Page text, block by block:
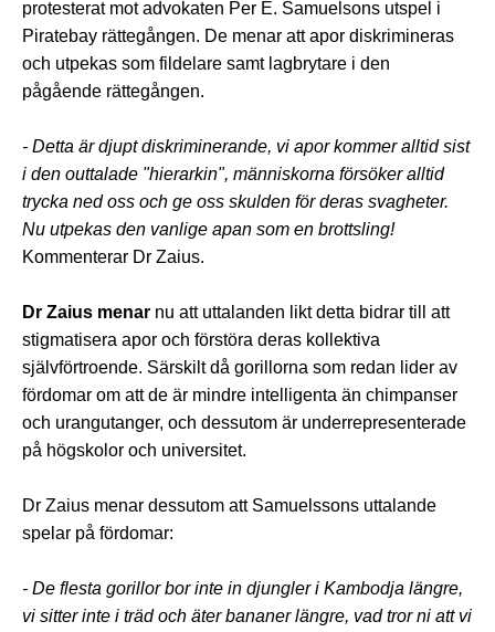
protesterat mot advokaten Per E. Samuelsons utspel i
Piratebay rättegången. De menar att apor diskrimineras
och utpekas som fildelare samt lagbrytare i den
pågående rättegången.
- Detta är djupt diskriminerande, vi apor kommer alltid sist
i den outtalade "hierarkin", människorna försöker alltid
trycka ned oss och ge oss skulden för deras svagheter.
Nu utpekas den vanlige apan som en brottsling!
Kommenterar Dr Zaius.
Dr Zaius menar nu att uttalanden likt detta bidrar till att
stigmatisera apor och förstöra deras kollektiva
självförtroende. Särskilt då gorillorna som redan lider av
fördomar om att de är mindre intelligenta än chimpanser
och urangutanger, och dessutom är underrepresenterade
på högskolor och universitet.
Dr Zaius menar dessutom att Samuelssons uttalande
spelar på fördomar:
- De flesta gorillor bor inte in djungler i Kambodja längre,
vi sitter inte i träd och äter bananer längre, vad tror ni att vi